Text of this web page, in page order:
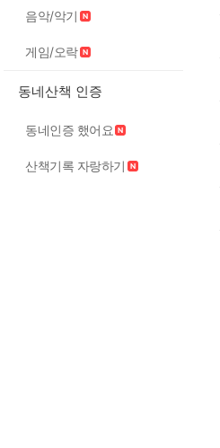
음악/악기
게임/오락
동네산책 인증
동네인증 했어요
산책기록 자랑하기